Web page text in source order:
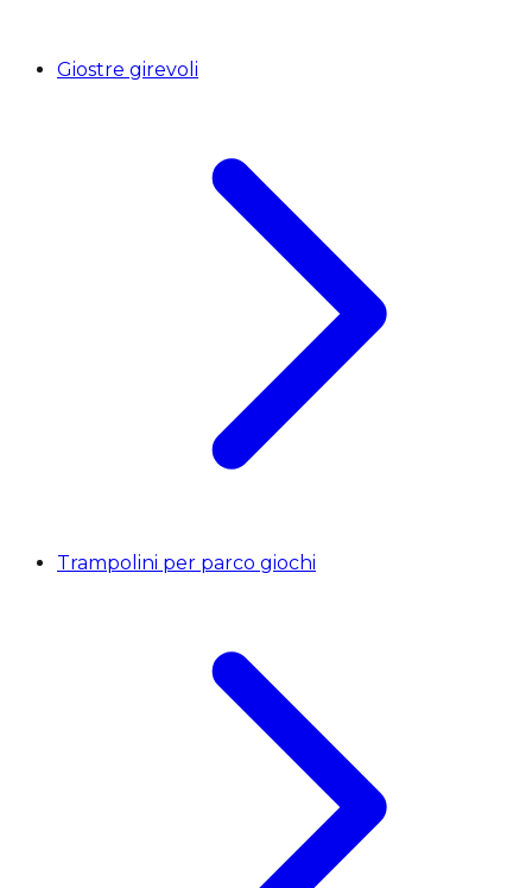
Giostre girevoli
Trampolini per parco giochi